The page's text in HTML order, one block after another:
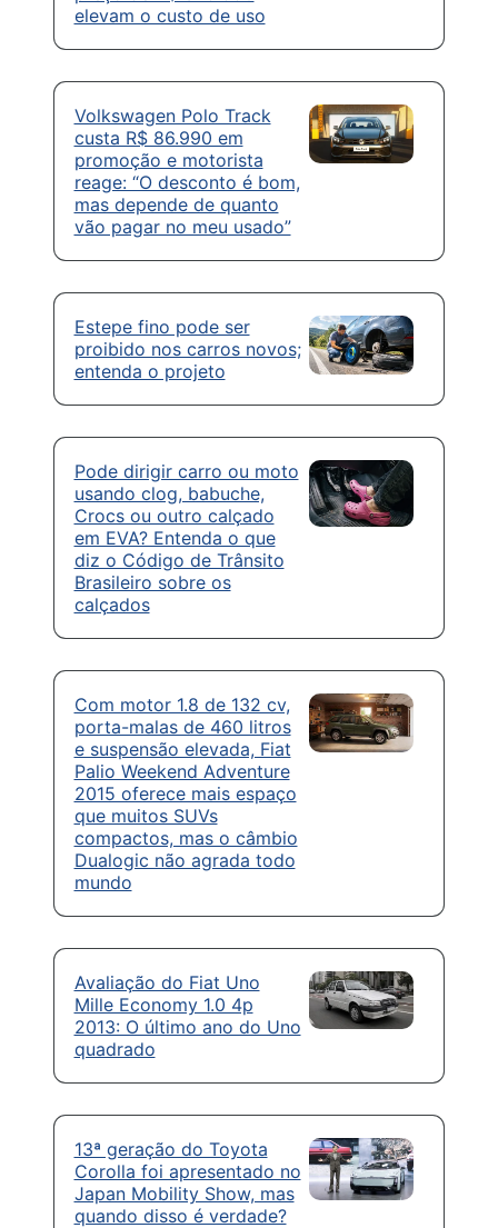
elevam o custo de uso
Volkswagen Polo Track
custa R$ 86.990 em
promoção e motorista
reage: “O desconto é bom,
mas depende de quanto
vão pagar no meu usado”
Estepe fino pode ser
proibido nos carros novos;
entenda o projeto
Pode dirigir carro ou moto
usando clog, babuche,
Crocs ou outro calçado
em EVA? Entenda o que
diz o Código de Trânsito
Brasileiro sobre os
calçados
Com motor 1.8 de 132 cv,
porta-malas de 460 litros
e suspensão elevada, Fiat
Palio Weekend Adventure
2015 oferece mais espaço
que muitos SUVs
compactos, mas o câmbio
Dualogic não agrada todo
mundo
Avaliação do Fiat Uno
Mille Economy 1.0 4p
2013: O último ano do Uno
quadrado
13ª geração do Toyota
Corolla foi apresentado no
Japan Mobility Show, mas
quando disso é verdade?